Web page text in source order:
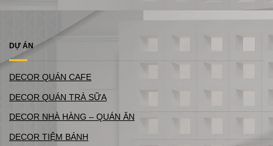
DỰ ÁN
DECOR QUÁN CAFE
DECOR QUÁN TRÀ SỮA
DECOR NHÀ HÀNG – QUÁN ĂN
DECOR TIỆM BÁNH